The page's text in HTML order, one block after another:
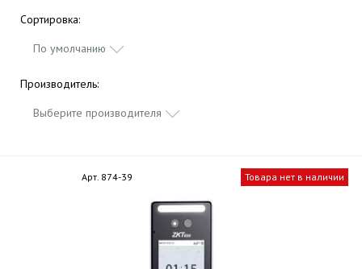
Сортировка:
По умолчанию
Производитель:
Выберите производителя
Арт. 874-39 Товара нет в наличии